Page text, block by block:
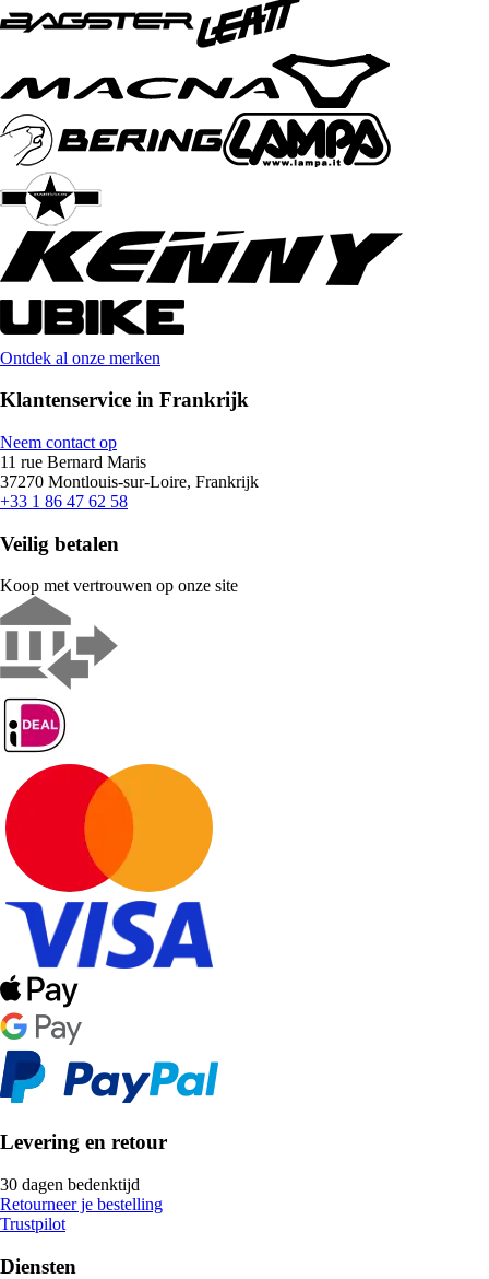
Ontdek al onze merken
Klantenservice in Frankrijk
Neem contact op
11 rue Bernard Maris
37270 Montlouis-sur-Loire, Frankrijk
+33 1 86 47 62 58
Veilig betalen
Koop met vertrouwen op onze site
Levering en retour
30 dagen bedenktijd
Retourneer je bestelling
Trustpilot
Diensten